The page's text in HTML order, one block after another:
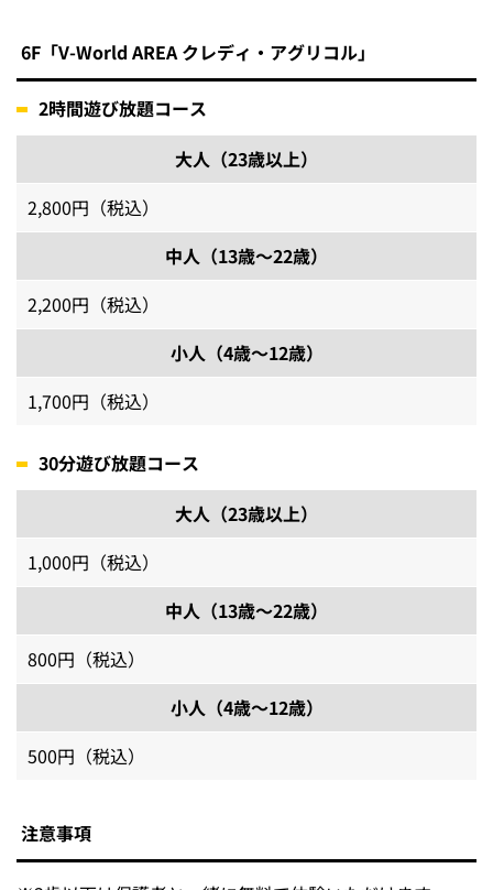
6F「V-World AREA クレディ・アグリコル」
2時間遊び放題コース
大人（23歳以上）
2,800円（税込）
中人（13歳～22歳）
2,200円（税込）
小人（4歳～12歳）
1,700円（税込）
30分遊び放題コース
大人（23歳以上）
1,000円（税込）
中人（13歳～22歳）
800円（税込）
小人（4歳～12歳）
500円（税込）
注意事項